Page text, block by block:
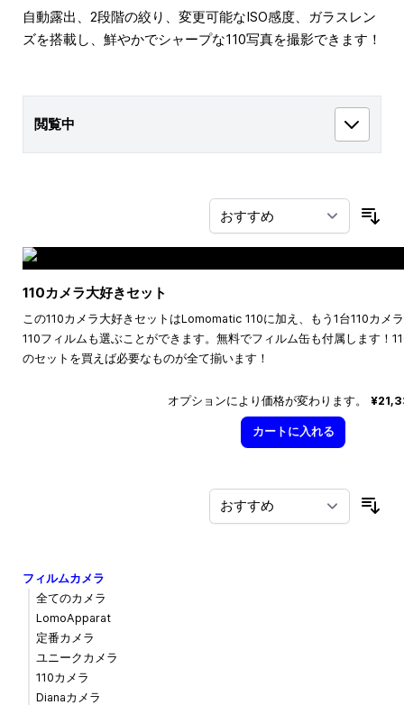
自動露出、2段階の絞り、変更可能なISO感度、ガラスレン
ズを搭載し、鮮やかでシャープな110写真を撮影できます！
閲覧中
110カメラ大好きセット
この110カメラ大好きセットはLomomatic 110に加え、もう1台110カメ
110フィルムも選ぶことができます。無料でフィルム缶も付属します！
のセットを買えば必要なものが全て揃います！
オプションにより価格が変わります。
カートに入れる
フィルムカメラ
全てのカメラ
LomoApparat
定番カメラ
ユニークカメラ
110カメラ
Dianaカメラ